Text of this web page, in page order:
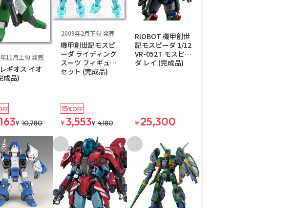
11月上旬 発売
ギオス イオ
完成品)
¥ 10,780
2009年2月下旬 発売
機甲創世記モスピ
ーダ ライディング
スーツ フィギュア
セット (完成品)
15%OFF
¥3,553¥ 4,180
RIOBOT 機甲創世
記モスピーダ 1/12
VR-052T モスピー
ダ レイ (完成品)
¥ 25,300
入りに追加 お気に入りに追加 お気に入りに追加